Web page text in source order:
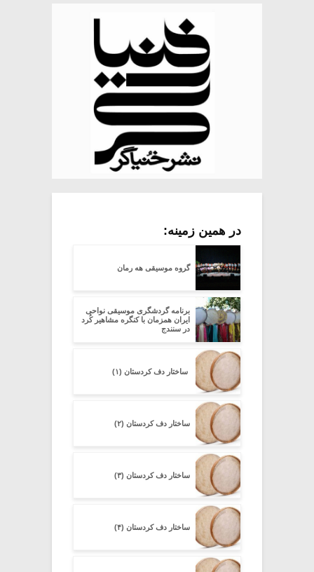
در همین زمینه:
گروه موسیقی هه رمان
برنامه گردشگری موسیقی نواحی
ایران همزمان با کنگره مشاهیر کُرد
در سنندج
ساختار دف کردستان (۱)
ساختار دف کردستان (۲)
ساختار دف کردستان (۳)
ساختار دف کردستان (۴)